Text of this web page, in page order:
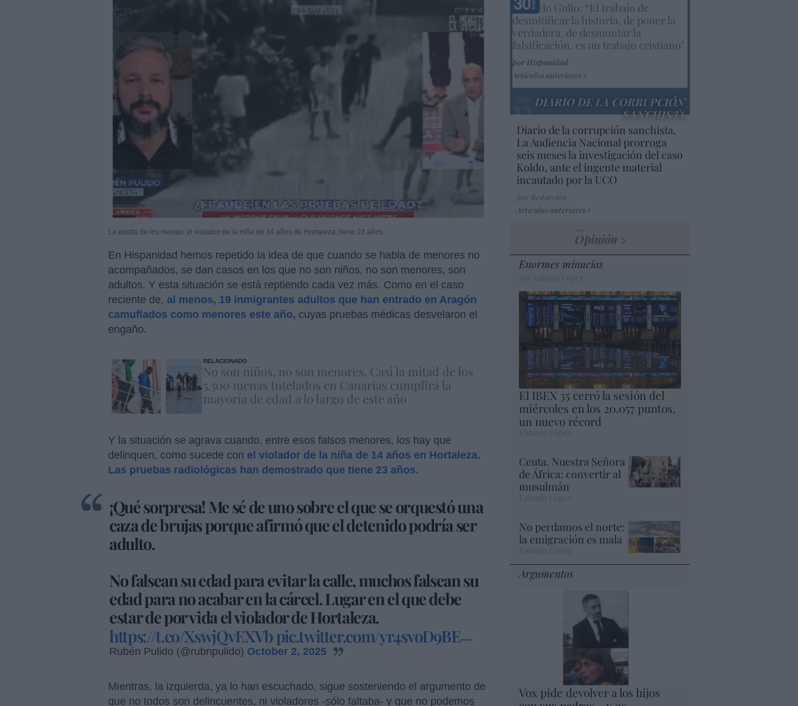
La estafa de los menas: el violador de la niña de 14 años de Hortaleza, tiene 23 años
En Hispanidad hemos repetido la idea de que cuando se habla de menores no
acompañados, se dan casos en los que no son niños, no son menores, son
adultos. Y esta situación se está reptiendo cada vez más. Como en el caso
reciente de, al menos, 19 inmigrantes adultos que han entrado en Aragón
camuflados como menores este año, cuyas pruebas médicas desvelaron el
engaño.
RELACIONADO
No son niños, no son menores. Casi la mitad de los
5.500 menas tutelados en Canarias cumplirá la
mayoría de edad a lo largo de este año
Y la situación se agrava cuando, entre esos falsos menores, los hay que
delinquen, como sucede con el violador de la niña de 14 años en Hortaleza.
Las pruebas radiológicas han demostrado que tiene 23 años.
¡Qué sorpresa! Me sé de uno sobre el que se orquestó una
caza de brujas porque afirmó que el detenido podría ser
adulto.
No falsean su edad para evitar la calle, muchos falsean su
edad para no acabar en la cárcel. Lugar en el que debe
estar de por vida el violador de Hortaleza.
https://t.co/XswjQvEXVbpic.twitter.com/yr4svoD9BE—
Rubén Pulido (@rubnpulido) October 2, 2025
Mientras, la izquierda, ya lo han escuchado, sigue sosteniendo el argumento de
que no todos son delincuentes, ni violadores -sólo faltaba- y que no podemos
Marcelo Gullo: “El trabajo de
desmitificar la historia, de poner la
verdadera, de desmontar la
falsificación, es un trabajo cristiano"
por Hispanidad
Artículos anteriores
DIARIO DE LA CORRUPCIÓN
SANCHISTA
Diario de la corrupción sanchista.
La Audiencia Nacional prorroga
seis meses la investigación del caso
Koldo, ante el ingente material
incautado por la UCO
Artículos anteriores
Opinión
Enormes minucias
El IBEX 35 cerró la sesión del
miércoles en los 20.057 puntos,
un nuevo récord
Ceuta. Nuestra Señora
de África: convertir al
musulmán
No perdamos el norte:
la emigración es mala
Argumentos
Vox pide devolver a los hijos